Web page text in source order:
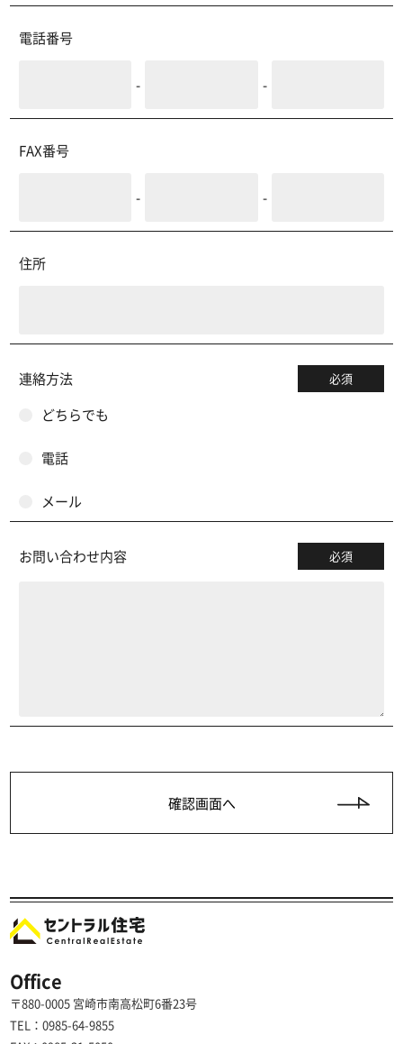
電話番号
- -
FAX番号
- -
住所
連絡方法 必須
どちらでも
電話
メール
お問い合わせ内容 必須
Office
〒880-0005 宮崎市南高松町6番23号
TEL：0985-64-9855